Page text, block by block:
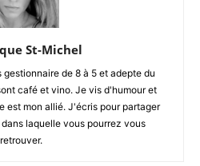
St-Michel
de 8 à 5 et adepte du
café et vino. Je vis d'humour et
est mon allié. J'écris pour partager
laquelle vous pourrez vous
retrouver.